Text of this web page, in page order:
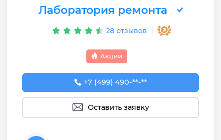
Лаборатория ремонта
28 отзывов
Акции
+7 (499) 490-05-63
+7 (499) 490-**-**
Оставить заявку